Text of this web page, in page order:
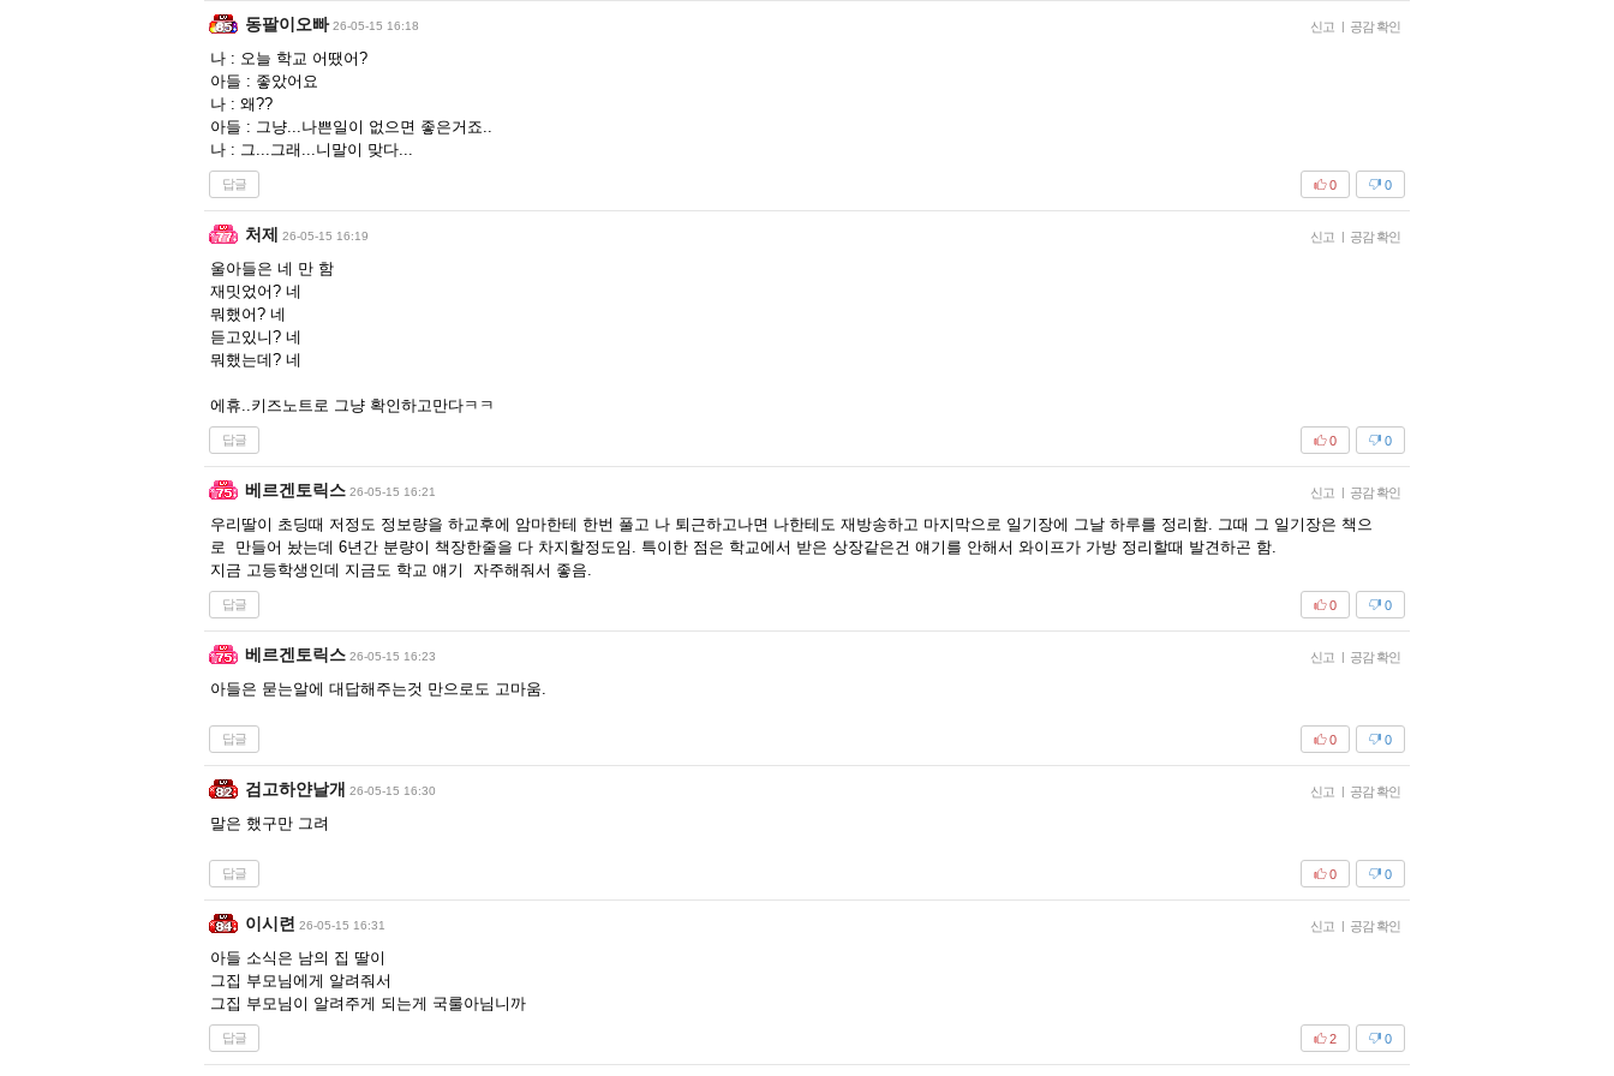
동팔이오빠 26-05-15 16:18 신고 | 공감 확인
나 : 오늘 학교 어땠어?
아들 : 좋았어요
나 : 왜??
아들 : 그냥...나쁜일이 없으면 좋은거죠..
나 : 그...그래...니말이 맞다...
답글 0
0
처제 26-05-15 16:19 신고 | 공감 확인
울아들은 네 만 함
재밋었어? 네
뭐했어? 네
듣고있니? 네
뭐했는데? 네
에휴..키즈노트로 그냥 확인하고만다ㅋㅋ
답글 0
0
베르겐토릭스 26-05-15 16:21 신고 | 공감 확인
우리딸이 초딩때 저정도 정보량을 하교후에 암마한테 한번 풀고 나 퇴근하고나면 나한테도 재방송하고 마지막으로 일기장에 그날 하루를 정리함. 그때 그 일기장은 책으
로 만들어 놨는데 6년간 분량이 책장한줄을 다 차지할정도임. 특이한 점은 학교에서 받은 상장같은건 얘기를 안해서 와이프가 가방 정리할때 발견하곤 함.
지금 고등학생인데 지금도 학교 얘기 자주해줘서 좋음.
답글 0
0
베르겐토릭스 26-05-15 16:23 신고 | 공감 확인
아들은 묻는알에 대답해주는것 만으로도 고마움.
답글 0
0
검고하얀날개 26-05-15 16:30 신고 | 공감 확인
말은 했구만 그려
답글 0
0
이시련 26-05-15 16:31 신고 | 공감 확인
아들 소식은 남의 집 딸이
그집 부모님에게 알려줘서
그집 부모님이 알려주게 되는게 국룰아님니까
답글 0
2